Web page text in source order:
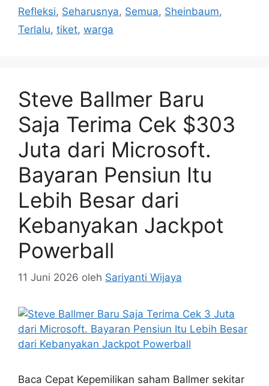
Refleksi, Seharusnya, Semua, Sheinbaum,
Terlalu, tiket, warga
Steve Ballmer Baru
Saja Terima Cek $303
Juta dari Microsoft.
Bayaran Pensiun Itu
Lebih Besar dari
Kebanyakan Jackpot
Powerball
11 Juni 2026 oleh Sariyanti Wijaya
Baca Cepat Kepemilikan saham Ballmer sekitar